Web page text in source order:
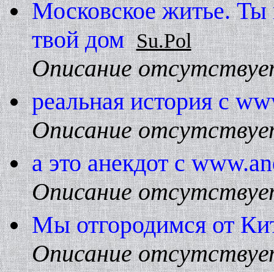
Московское житье. Ты
твой дом Su.Pol
Описание
реальная история с
Описание
а это анекдот с
Описание
Мы отгородимся от
Описание